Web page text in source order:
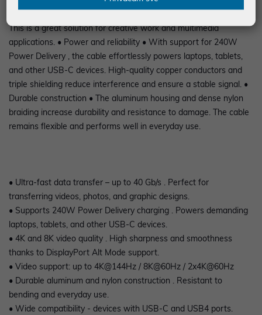
This is a great solution for creative work and multimedia
applications. • Power and reliability • With support for 240W
Power Delivery , the cable effortlessly powers laptops, tablets,
and other USB-C devices. High-quality copper conductors and
triple shielding reduce interference and ensure a stable signal. •
Durable construction • The aluminum housing and dense nylon
braiding increase durability and resistance to damage. The cable
remains flexible and performs well in everyday use.
• Ultra-fast data transfer – up to 40 Gb/s . Perfect for
transferring videos, photos, and graphic designs.
• Supports 240W Power Delivery charging . Powers demanding
laptops, tablets, and other USB-C devices.
• 4K and 8K video quality . High sharpness and smoothness
thanks to DisplayPort Alt Mode support.
• Video support: up to 4K@144Hz / 8K@60Hz / 2x4K@60Hz
• Durable aluminum and nylon construction . Resistant to
bending and everyday use.
• Wide compatibility - devices with USB-C and USB4 ports.